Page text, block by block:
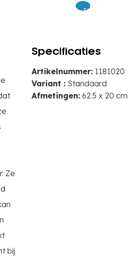
99
Excl.
Ze
bij
Specificaties
Artikelnummer: 1181020
Variant : Standaard
Afmetingen: 62.5 x 20 cm